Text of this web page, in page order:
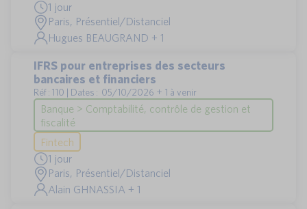
1 jour
Paris, Présentiel/Distanciel
Hugues BEAUGRAND + 1
IFRS pour entreprises des secteurs
bancaires et financiers
Réf : 110 | Dates : 05/10/2026 + 1 à venir
Banque > Comptabilité, contrôle de gestion et
fiscalité
Fintech
1 jour
Paris, Présentiel/Distanciel
Alain GHNASSIA + 1